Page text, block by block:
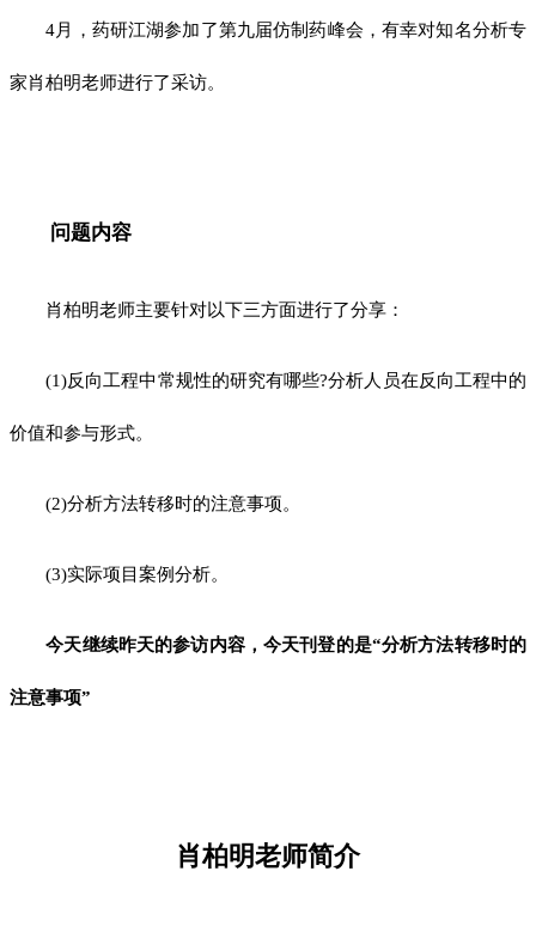
4月，药研江湖参加了第九届仿制药峰会，有幸对知名分析专
家肖柏明老师进行了采访。
问题内容
肖柏明老师主要针对以下三方面进行了分享：
(1)反向工程中常规性的研究有哪些?分析人员在反向工程中的
价值和参与形式。
(2)分析方法转移时的注意事项。
(3)实际项目案例分析。
今天继续昨天的参访内容，今天刊登的是“分析方法转移时的
注意事项”
肖柏明老师简介